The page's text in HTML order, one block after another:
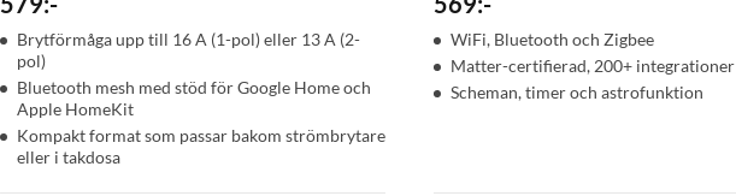
Brytförmåga upp till 16 A (1-pol) eller 13 A (2-
pol)
Bluetooth mesh med stöd för Google Home och
Apple HomeKit
Kompakt format som passar bakom strömbrytare
eller i takdosa
WiFi, Bluetooth och Zigbee
Matter-certifierad, 200+ integrationer
Scheman, timer och astrofunktion